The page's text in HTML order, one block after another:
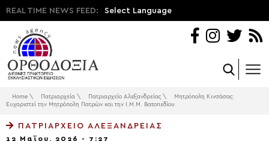
REAL TIME NEWS FEED: Select Language
Home \ Πατριαρχεία \ Πατριαρχείο Αλεξανδρείας \
Μητρόπολη Κινσάσας:
Ευχαριστεί την Μητρόπολη Πατρών και την Ι.Μ.Μ. Βατοπεδίου
ΠΑΤΡΙΑΡΧΕΊΟ ΑΛΕΞΑΝΔΡΕΊΑΣ
12 Μαΐου, 2026 - 7:27